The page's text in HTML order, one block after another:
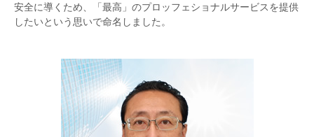
安全に導くため、「最高」のプロッフェショナルサービスを提供
したいという思いで命名しました。